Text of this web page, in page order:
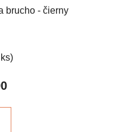
brucho - čierny